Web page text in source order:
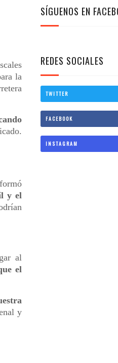
la
y el
al
el
y
SÍGUENOS EN
REDES SOCIALES
TWITTER
FACEBOOK
INSTAGRAM